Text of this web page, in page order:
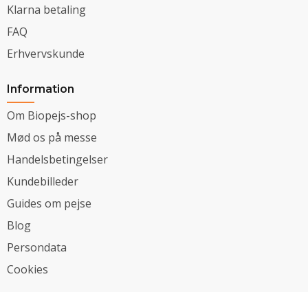
Klarna betaling
FAQ
Erhvervskunde
Information
Om Biopejs-shop
Mød os på messe
Handelsbetingelser
Kundebilleder
Guides om pejse
Blog
Persondata
Cookies